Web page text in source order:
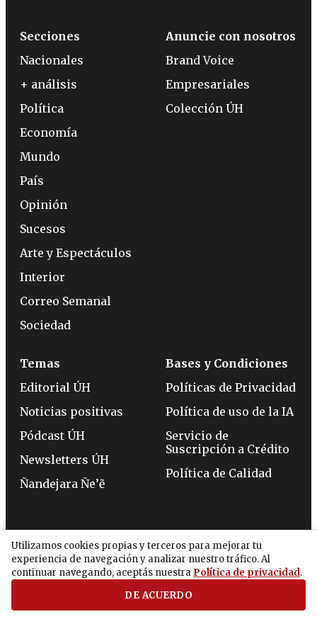
Utilizamos cookies propias y terceros para mejorar tu
experiencia de navegación y analizar nuestro tráfico. Al
continuar navegando, aceptás nuestra Política de privacidad.
DE ACUERDO
Secciones
Nacionales
+ análisis
Política
Economía
Mundo
País
Opinión
Sucesos
Arte y Espectáculos
Interior
Correo Semanal
Sociedad
Anuncie con nosotros
Brand Voice
Empresariales
Colección ÚH
Temas
Editorial ÚH
Noticias positivas
Pódcast ÚH
Newsletters ÚH
Ñandejara Ñe’ẽ
Bases y Condiciones
Políticas de Privacidad
Política de uso de la IA
Servicio de
Suscripción a Crédito
Política de Calidad
2026 - BENJAMÍN CONSTANT 658 - ASUNCIÓN -
(0994) 715 715